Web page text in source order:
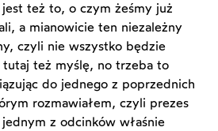
też to, o czym żeśmy już
a mianowicie ten niezależny
czyli nie wszystko będzie
tutaj też myślę, no trzeba to
do jednego z poprzednich
rozmawiałem, czyli prezes
jednym z odcinków właśnie